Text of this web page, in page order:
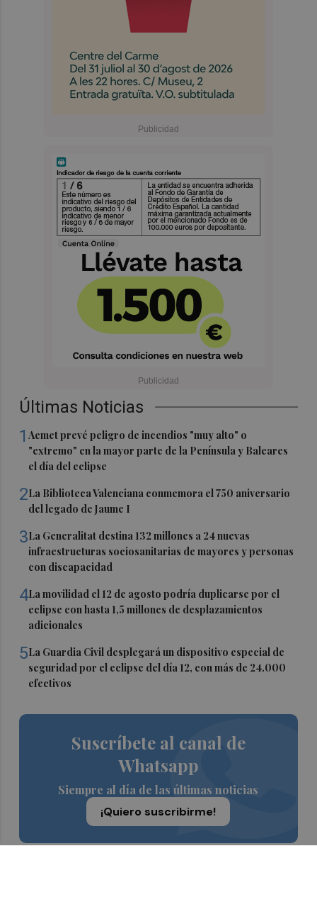
Últimas Noticias
1Aemet prevé peligro de incendios "muy alto" o
"extremo" en la mayor parte de la Península y Baleares
el día del eclipse
2La Biblioteca Valenciana conmemora el 750 aniversario
del legado de Jaume I
3La Generalitat destina 132 millones a 24 nuevas
infraestructuras sociosanitarias de mayores y personas
con discapacidad
4La movilidad el 12 de agosto podría duplicarse por el
eclipse con hasta 1,5 millones de desplazamientos
adicionales
5La Guardia Civil desplegará un dispositivo especial de
seguridad por el eclipse del día 12, con más de 24.000
efectivos
Suscríbete al canal de
Whatsapp
Siempre al día de las últimas noticias
¡Quiero suscribirme!